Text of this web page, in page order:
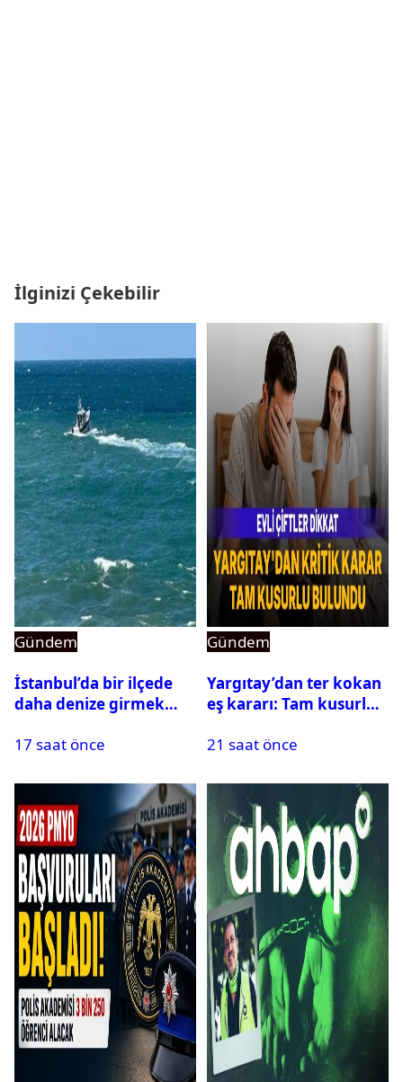
İlginizi Çekebilir
Gündem
İstanbul’da bir ilçede
daha denize girmek
17 saat önce
Gündem
Yargıtay’dan ter kokan
eş kararı: Tam kusurlu
21 saat önce